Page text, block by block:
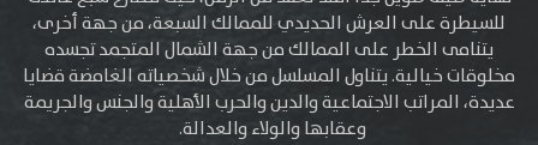
للسيطرة على العرش الحديدي للممالك السبعة، من جهة أخرى،
يتنامى الخطر على الممالك من جهة الشمال المتجمد تجسده
مخلوقات خيالية. يتناول المسلسل من خلال شخصياته الغامضة قضايا
عديدة، المراتب الاجتماعية والدين والحرب الأهلية والجنس والجريمة
وعقابها والولاء والعدالة.